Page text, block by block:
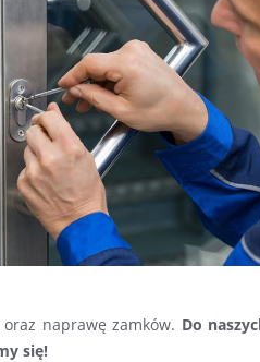
naprawę zamków. Do
się!